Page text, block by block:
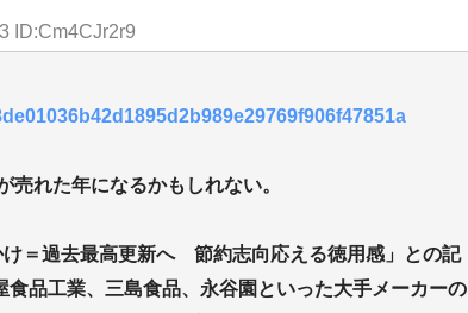
ID:Cm4CJr2r9
れた年になるかもしれない。
＝過去最高更新へ 節約志向応える徳用感」との記
品工業、三島食品、永谷園といった大手メーカーの